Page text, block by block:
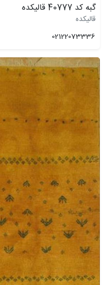
گبه کد 40777 قالیکده
قالیکده
02122073336